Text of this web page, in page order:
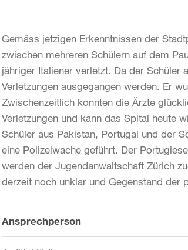
Gemäss jetzigen Erkenntnissen der
zwischen mehreren Schülern auf dem
jähriger Italiener verletzt. Da der Schüler
Verletzungen ausgegangen werden. Er
Zwischenzeitlich konnten die Ärzte
Verletzungen und kann das Spital heute
Schüler aus Pakistan, Portugal und der
eine Polizeiwache geführt. Der
werden der Jugendanwaltschaft Zürich
derzeit noch unklar und Gegenstand der
Weitere
Informationen
Ansprechperson